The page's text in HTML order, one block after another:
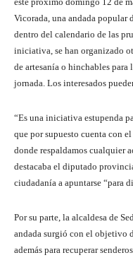
Vicorada, una andada popular
dentro del calendario de las
iniciativa, se han organizado
de artesanía o hinchables para
jornada. Los interesados
“Es una iniciativa estupenda
que por supuesto cuenta con
donde respaldamos cualquier
destacaba el diputado
ciudadanía a apuntarse “para
Por su parte, la alcaldesa de
andada surgió con el objetivo
además para recuperar